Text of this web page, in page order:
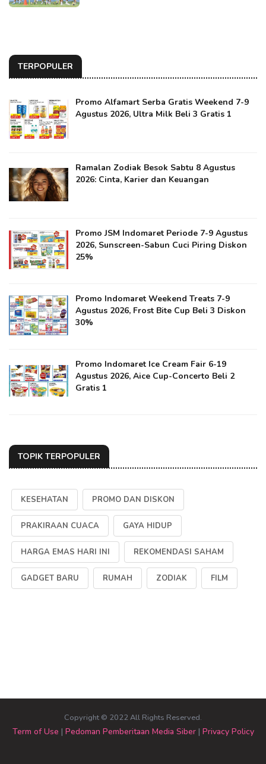
TERPOPULER
Promo Alfamart Serba Gratis Weekend 7-9
Agustus 2026, Ultra Milk Beli 3 Gratis 1
Ramalan Zodiak Besok Sabtu 8 Agustus
2026: Cinta, Karier dan Keuangan
Promo JSM Indomaret Periode 7-9 Agustus
2026, Sunscreen-Sabun Cuci Piring Diskon
25%
Promo Indomaret Weekend Treats 7-9
Agustus 2026, Frost Bite Cup Beli 3 Diskon
30%
Promo Indomaret Ice Cream Fair 6-19
Agustus 2026, Aice Cup-Concerto Beli 2
Gratis 1
TOPIK TERPOPULER
KESEHATAN PROMO DAN DISKON
PRAKIRAAN CUACA GAYA HIDUP
HARGA EMAS HARI INI REKOMENDASI SAHAM
GADGET BARU RUMAH ZODIAK FILM
Copyright © 2022 All Rights Reserved.
Term of Use | Pedoman Pemberitaan Media Siber| Privacy Policy